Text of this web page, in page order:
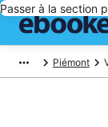
Passer à la section
Piémont